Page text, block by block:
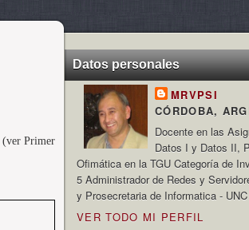
(ver Primer
Datos personales
MRVPSI
CÓRDOBA,
Docente en las
Datos I y Datos II,
Ofimática en la TGU Categoría de
5 Administrador de Redes y
y Prosecretaria de Informatica - UNC
VER TODO MI PERFIL